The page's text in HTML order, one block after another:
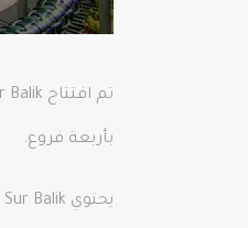
بأربعة فروع.